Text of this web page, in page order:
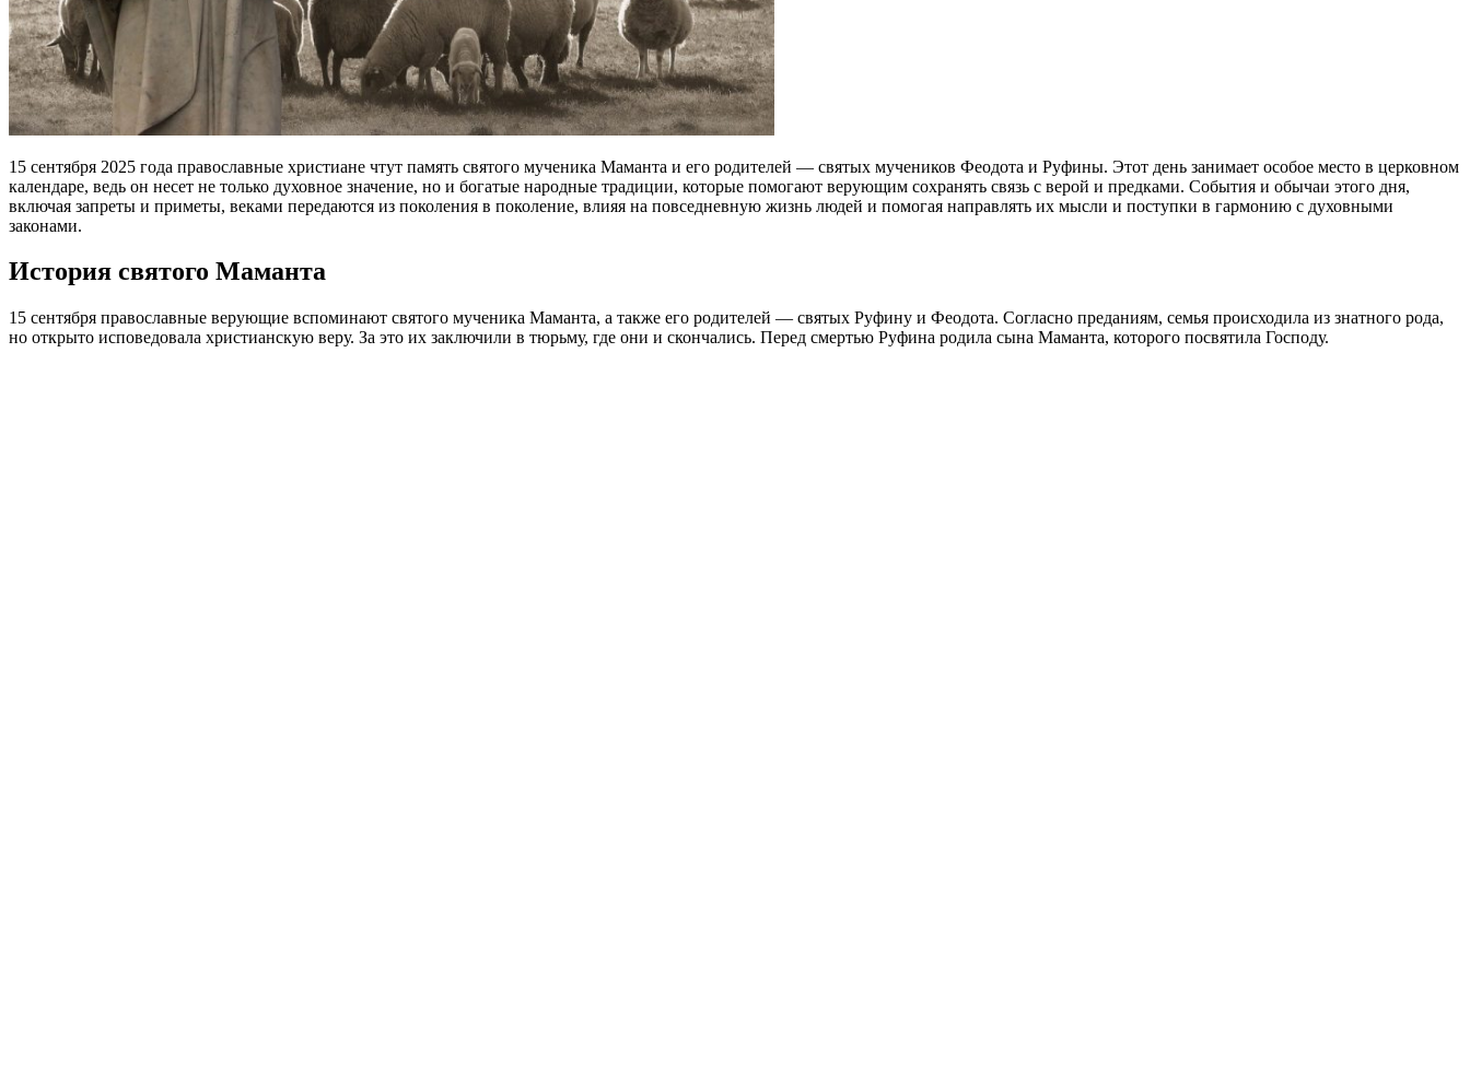
15 сентября 2025 года православные христиане чтут память святого мученика Маманта и его родителей — святых мучеников Феодота и Руфины. Этот день занимает особое место в церковном
календаре, ведь он несет не только духовное значение, но и богатые народные традиции, которые помогают верующим сохранять связь с верой и предками. События и обычаи этого дня,
включая запреты и приметы, веками передаются из поколения в поколение, влияя на повседневную жизнь людей и помогая направлять их мысли и поступки в гармонию с духовными
законами.
История святого Маманта
15 сентября православные верующие вспоминают святого мученика Маманта, а также его родителей — святых Руфину и Феодота. Согласно преданиям, семья происходила из знатного рода,
но открыто исповедовала христианскую веру. За это их заключили в тюрьму, где они и скончались. Перед смертью Руфина родила сына Маманта, которого посвятила Господу.